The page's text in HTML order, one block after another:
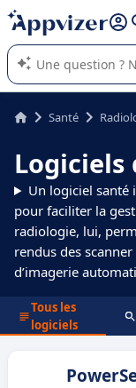
répondre (plusieurs
L'IA de Appvizer
logiciel SaaS en
Santé
Logiciels
Un logiciel santé
pour faciliter la
radiologie, lui,
rendus des
d’imagerie
Tous les
logiciels